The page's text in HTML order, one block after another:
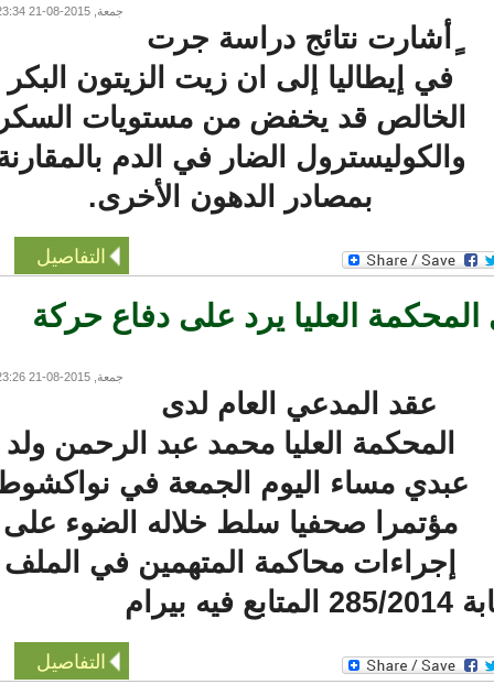
جمعة, 2015-08-21 23:34
أشارت نتائج دراسة جرت
في إيطاليا إلى ان زيت الزيتون البكر
الخالص قد يخفض من مستويات السكر
والكوليسترول الضار في الدم بالمقارنة
بمصادر الدهون الأخرى.
التفاصيل
العليا يرد على دفاع حركة
جمعة, 2015-08-21 23:26
عقد المدعي العام لدى
المحكمة العليا محمد عبد الرحمن ولد
عبدي مساء اليوم الجمعة في نواكشوط
مؤتمرا صحفيا سلط خلاله الضوء على
إجراءات محاكمة المتهمين في الملف
التفاصيل